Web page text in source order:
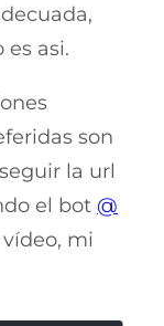
asi.
son
la url
el bot @
mi